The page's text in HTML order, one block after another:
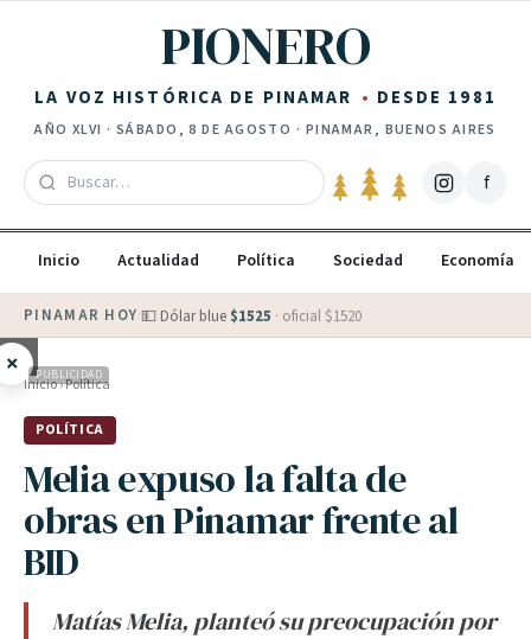
PIONERO
LA VOZ HISTÓRICA DE PINAMAR DESDE 1981
AÑO XLVI · SÁBADO, 8 DE AGOSTO · PINAMAR, BUENOS AIRES
f
Inicio Actualidad Política Sociedad Economía
PINAMAR HOY·💵 Dólar blue $1525 · oficial $1520
× PUBLICIDAD
Inicio›Política
POLÍTICA
Melia expuso la falta de
obras en Pinamar frente al
BID
Matías Melia, planteó su preocupación por